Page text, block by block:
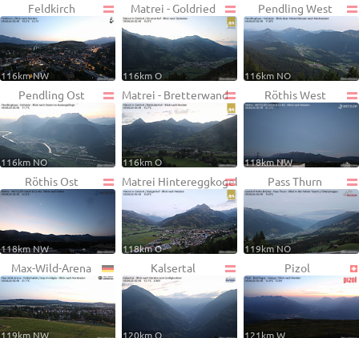
Feldkirch
116km NW
Matrei - Goldried
116km O
Pendling West
116km NO
Pendling Ost
116km NO
Matrei - Bretterwand
116km O
Röthis West
118km NW
Röthis Ost
118km NW
Matrei Hintereggkogel
118km O
Pass Thurn
119km NO
Max-Wild-Arena
119km NW
Kalsertal
120km O
Pizol
121km W